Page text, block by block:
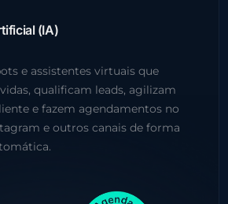
(IA)
e assistentes virtuais que
qualificam leads, agilizam
e fazem agendamentos no
e outros canais de forma